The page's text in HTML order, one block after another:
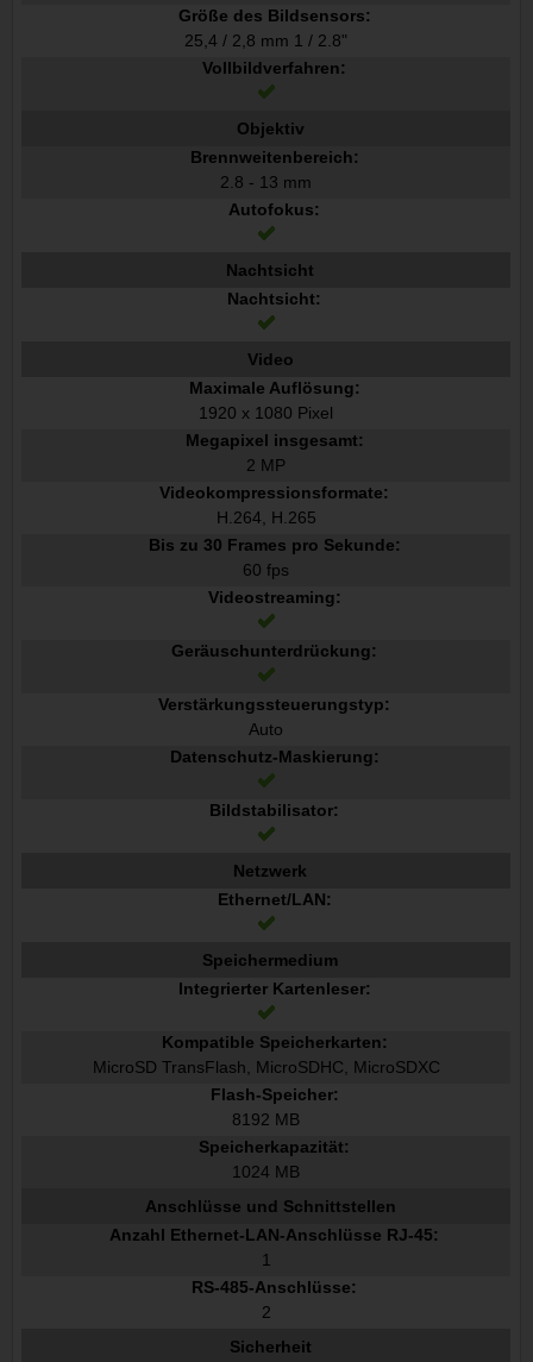
Größe des Bildsensors:
25,4 / 2,8 mm 1 / 2.8"
Vollbildverfahren:
Objektiv
Brennweitenbereich:
2.8 - 13 mm
Autofokus:
Nachtsicht
Nachtsicht:
Video
Maximale Auflösung:
1920 x 1080 Pixel
Megapixel insgesamt:
2 MP
Videokompressionsformate:
H.264, H.265
Bis zu 30 Frames pro Sekunde:
60 fps
Videostreaming:
Geräuschunterdrückung:
Verstärkungssteuerungstyp:
Auto
Datenschutz-Maskierung:
Bildstabilisator:
Netzwerk
Ethernet/LAN:
Speichermedium
Integrierter Kartenleser:
Kompatible Speicherkarten:
MicroSD TransFlash, MicroSDHC, MicroSDXC
Flash-Speicher:
8192 MB
Speicherkapazität:
1024 MB
Anschlüsse und Schnittstellen
Anzahl Ethernet-LAN-Anschlüsse RJ-45:
1
RS-485-Anschlüsse:
2
Sicherheit